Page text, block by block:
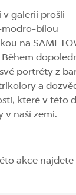
v galerii prošli
bílou
na
portréty z
a
které v této
v naší zemi.
akce najdete